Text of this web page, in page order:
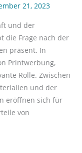
21, 2023
und der
die Frage nach der
präsent. In
Printwerbung,
Rolle. Zwischen
und der
eröffnen sich für
von